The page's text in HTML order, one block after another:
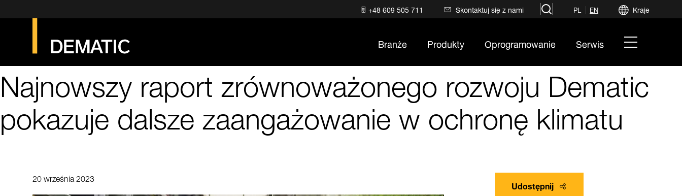
+48 609 505 711 Skontaktuj się z nami search PL EN Kraje
Branże Produkty Oprogramowanie Serwis hamburger
menu
Najnowszy raport zrównoważonego rozwoju Dematic
pokazuje dalsze zaangażowanie w ochronę klimatu
Udostępnij
20 września 2023